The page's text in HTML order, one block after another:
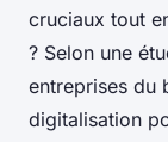
cruciaux tout
? Selon une
entreprises du
digitalisation